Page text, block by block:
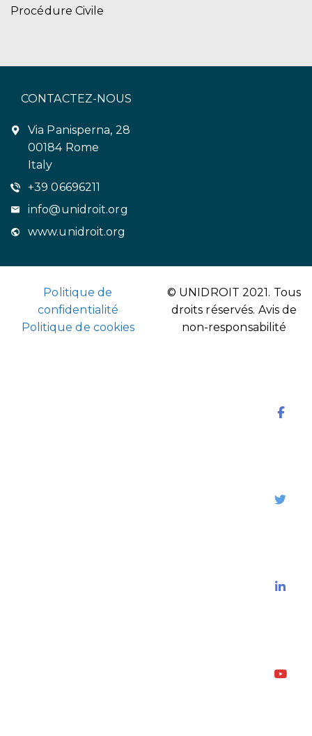
Procédure Civile
CONTACTEZ-NOUS
Via Panisperna, 28
00184 Rome
Italy
+39 06696211
info@unidroit.org
www.unidroit.org
Politique de
confidentialité
Politique de cookies
© UNIDROIT 2021. Tous
droits réservés. Avis de
non-responsabilité